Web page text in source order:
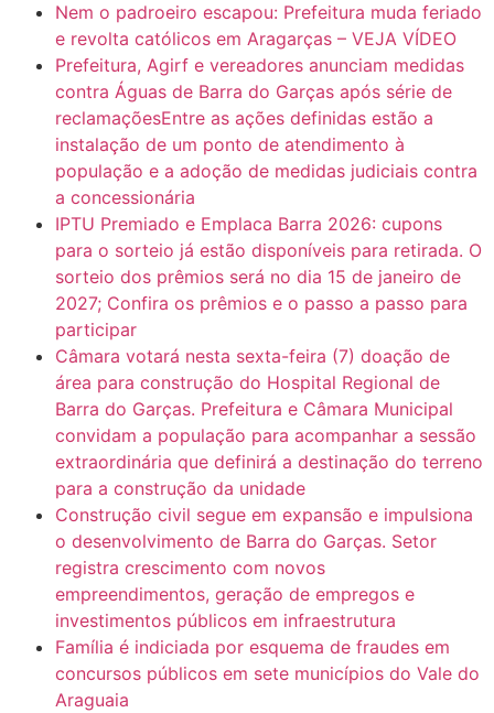
Nem o padroeiro escapou: Prefeitura muda feriado
e revolta católicos em Aragarças – VEJA VÍDEO
Prefeitura, Agirf e vereadores anunciam medidas
contra Águas de Barra do Garças após série de
reclamaçõesEntre as ações definidas estão a
instalação de um ponto de atendimento à
população e a adoção de medidas judiciais contra
a concessionária
IPTU Premiado e Emplaca Barra 2026: cupons
para o sorteio já estão disponíveis para retirada. O
sorteio dos prêmios será no dia 15 de janeiro de
2027; Confira os prêmios e o passo a passo para
participar
Câmara votará nesta sexta-feira (7) doação de
área para construção do Hospital Regional de
Barra do Garças. Prefeitura e Câmara Municipal
convidam a população para acompanhar a sessão
extraordinária que definirá a destinação do terreno
para a construção da unidade
Construção civil segue em expansão e impulsiona
o desenvolvimento de Barra do Garças. Setor
registra crescimento com novos
empreendimentos, geração de empregos e
investimentos públicos em infraestrutura
Família é indiciada por esquema de fraudes em
concursos públicos em sete municípios do Vale do
Araguaia